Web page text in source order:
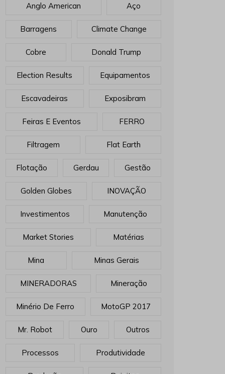
Anglo American Aço
Barragens Climate Change
Cobre Donald Trump
Election Results Equipamentos
Escavadeiras Exposibram
Feiras E Eventos FERRO
Filtragem Flat Earth
Flotação Gerdau Gestão
Golden Globes INOVAÇÃO
Investimentos Manutenção
Market Stories Matérias
Mina Minas Gerais
MINERADORAS Mineração
Minério De Ferro MotoGP 2017
Mr. Robot Ouro Outros
Processos Produtividade